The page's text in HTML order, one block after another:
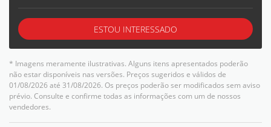
ESTOU INTERESSADO
* Imagens meramente ilustrativas. Alguns itens apresentados poderão
não estar disponíveis nas versões. Preços sugeridos e válidos de
01/08/2026 até 31/08/2026. Os preços poderão ser modificados sem aviso
prévio. Consulte e confirme todas as informações com um de nossos
vendedores.